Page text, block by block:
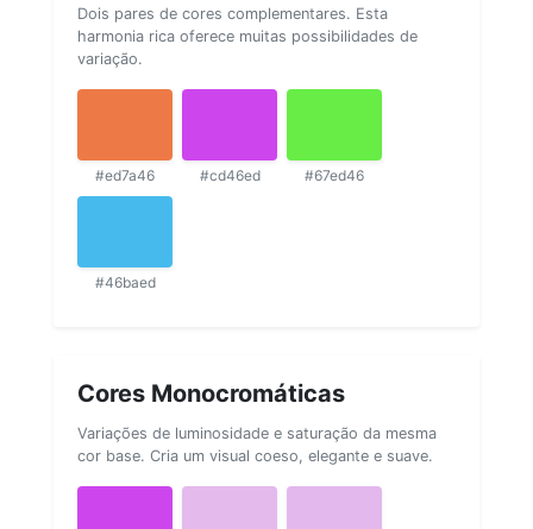
Dois pares de cores complementares. Esta
harmonia rica oferece muitas possibilidades de
variação.
#ed7a46 #cd46ed #67ed46
#46baed
Cores Monocromáticas
Variações de luminosidade e saturação da mesma
cor base. Cria um visual coeso, elegante e suave.